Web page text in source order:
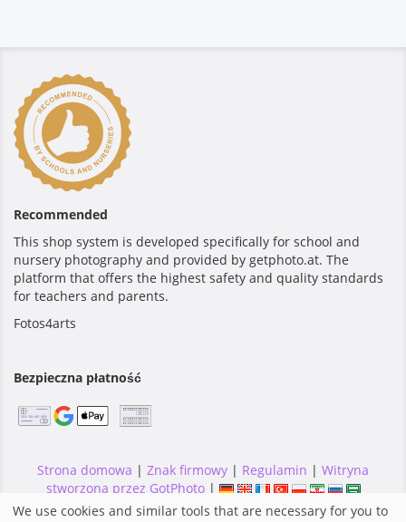
Recommended
This shop system is developed specifically for school and
nursery photography and provided by getphoto.at. The
platform that offers the highest safety and quality standards
for teachers and parents.
Fotos4arts
Bezpieczna płatność
Strona domowa | Znak firmowy | Regulamin | Witryna
stworzona przez GotPhoto |
We use cookies and similar tools that are necessary for you to